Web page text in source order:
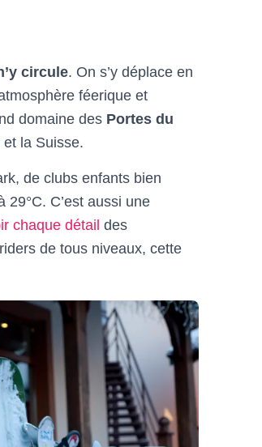
circule. On s’y déplace en
féerique et
domaine des Portes du
la Suisse.
de clubs enfants bien
29°C. C’est aussi une
chaque détail des
de tous niveaux, cette